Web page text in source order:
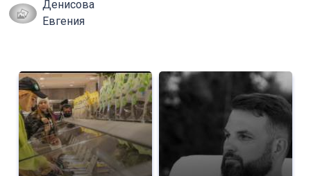
Денисова
Евгения